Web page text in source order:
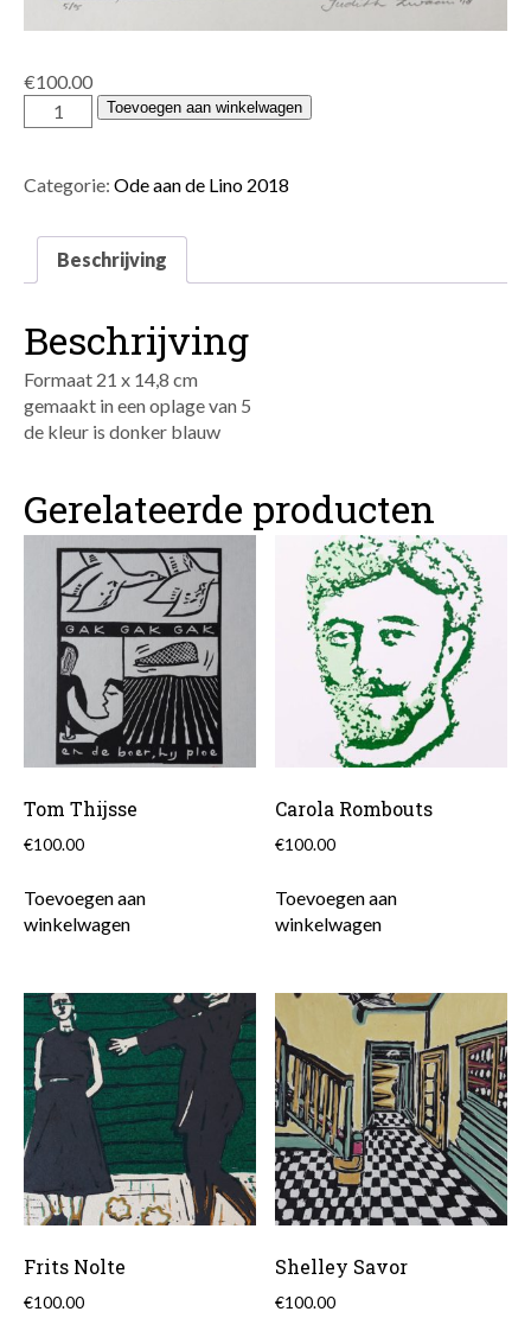
€100.00
Judith
Zwaan
Toevoegen aan winkelwagen
Categorie: Ode aan de Lino 2018
Beschrijving
Beschrijving
Formaat 21 x 14,8 cm
gemaakt in een oplage van 5
de kleur is donker blauw
Gerelateerde producten
Tom Thijsse
€100.00
Toevoegen aan
winkelwagen
Carola Rombouts
€100.00
Toevoegen aan
winkelwagen
Frits Nolte
€100.00
Shelley Savor
€100.00